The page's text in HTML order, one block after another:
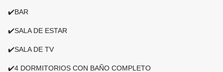
✔️BAR
✔️SALA DE ESTAR
✔️SALA DE TV
✔️4 DORMITORIOS CON BAÑO COMPLETO